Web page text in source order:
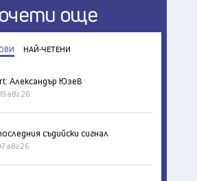
още
НАЙ-ЧЕТЕНИ
Александър Юзев
авг 26
съдийски сигнал
авг 26